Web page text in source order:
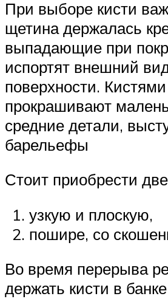
При выборе кисти
щетина держалась
выпадающие при
испортят внешний
поверхности. Кистями
прокрашивают
средние детали,
барельефы
Стоит приобрести
узкую и плоскую,
пошире, со
Во время перерыва
держать кисти в